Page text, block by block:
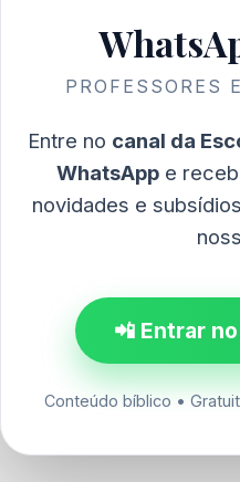
PROFESSORES
Entre no canal da
WhatsAppe
novidades e
📲 Entrar
Conteúdo bíblico •